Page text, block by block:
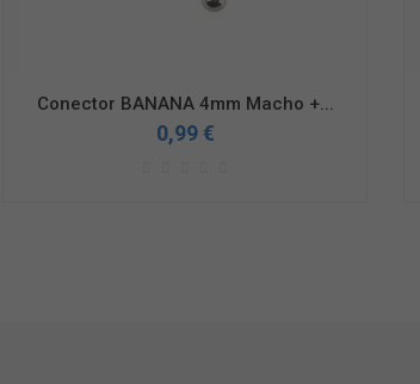
Conector BANANA 4mm Macho +...
0,99 €